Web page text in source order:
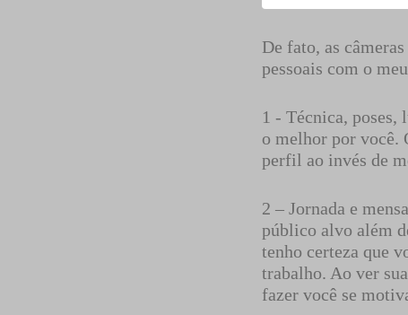
De fato, as
pessoais com o
1 - Técnica, poses,
o melhor por você.
perfil ao invés de
2 – Jornada e
público alvo além
tenho certeza que
trabalho. Ao ver
fazer você se